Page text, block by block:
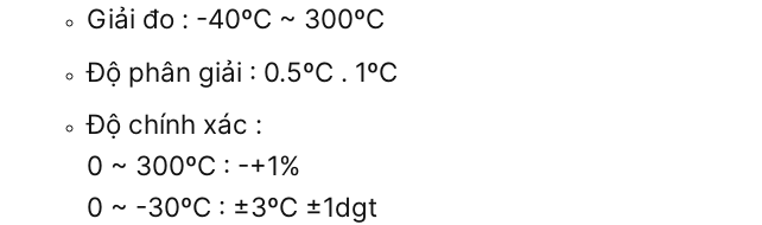
Giải đo : -40ºC ~ 300ºC
Độ phân giải : 0.5ºC . 1ºC
Độ chính xác :
0 ~ 300ºC : -+1%
0 ~ -30ºC : ±3ºC ±1dgt